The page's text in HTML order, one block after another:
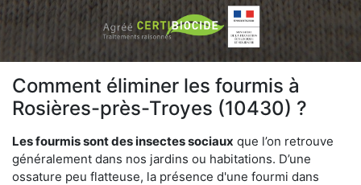
Comment éliminer les fourmis à
Rosières-près-Troyes (10430) ?
Les fourmis sont des insectes sociaux que l’on retrouve
généralement dans nos jardins ou habitations. D’une
ossature peu flatteuse, la présence d'une fourmi dans